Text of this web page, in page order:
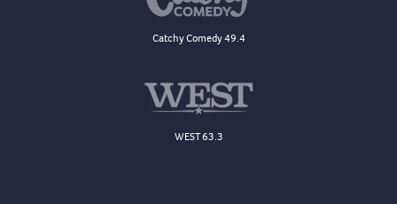
Catchy Comedy 49.4
WEST 63.3